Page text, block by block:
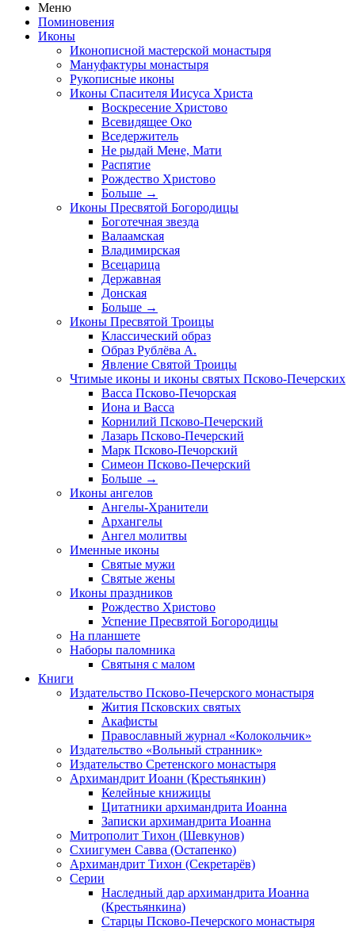
Меню
Поминовения
Иконы
Иконописной мастерской монастыря
Мануфактуры монастыря
Рукописные иконы
Иконы Спасителя Иисуса Христа
Воскресение Христово
Всевидящее Око
Вседержитель
Не рыдай Мене, Мати
Распятие
Рождество Христово
Больше →
Иконы Пресвятой Богородицы
Боготечная звезда
Валаамская
Владимирская
Всецарица
Державная
Донская
Больше →
Иконы Пресвятой Троицы
Классический образ
Образ Рублёва А.
Явление Святой Троицы
Чтимые иконы и иконы святых Псково-Печерских
Васса Псково-Печорская
Иона и Васса
Корнилий Псково-Печерский
Лазарь Псково-Печерский
Марк Псково-Печорский
Симеон Псково-Печерский
Больше →
Иконы ангелов
Ангелы-Хранители
Архангелы
Ангел молитвы
Именные иконы
Святые мужи
Святые жены
Иконы праздников
Рождество Христово
Успение Пресвятой Богородицы
На планшете
Наборы паломника
Святыня с малом
Книги
Издательство Псково-Печерского монастыря
Жития Псковских святых
Акафисты
Православный журнал «Колокольчик»
Издательство «Вольный странник»
Издательство Сретенского монастыря
Архимандрит Иоанн (Крестьянкин)
Келейные книжицы
Цитатники архимандрита Иоанна
Записки архимандрита Иоанна
Митрополит Тихон (Шевкунов)
Схиигумен Савва (Остапенко)
Архимандрит Тихон (Секретарёв)
Серии
Наследный дар архимандрита Иоанна
(Крестьянкина)
Старцы Псково-Печерского монастыря